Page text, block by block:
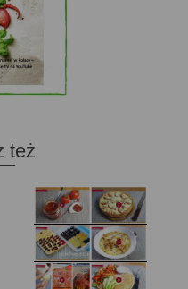
też
Domowy ketchup (bez
cukru)
Tarta francuska z
cebulą i pomidorem
Domowe żelki
Zupa kurkowa z
selerem i pietruszką